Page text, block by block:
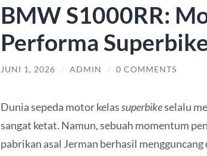
BMW S1000RR:
Performa
JUNI 1, 2026 / ADMIN / 0 COMMENTS
Dunia sepeda motor kelassuperbikeselalu
sangat ketat. Namun, sebuah momentum
pabrikan asal Jerman berhasil